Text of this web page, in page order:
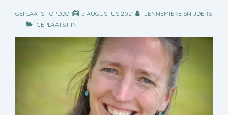
GEPLAATST OPDOOR 5 AUGUSTUS 2021
JENNEMIEKE SNIJDERS
GEPLAATST IN